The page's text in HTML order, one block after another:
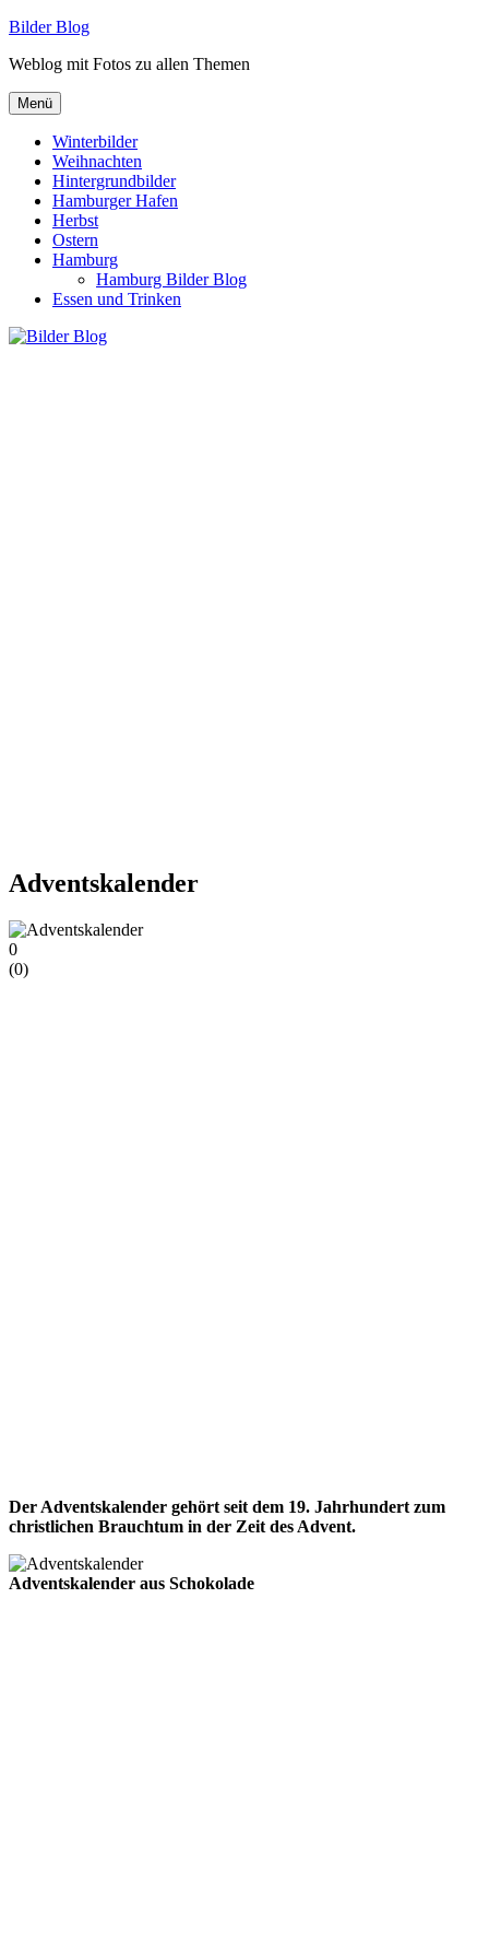
Zum
springen
Bilder Blog
Weblog mit Fotos zu allen Themen
Menü
Winterbilder
Weihnachten
Hintergrundbilder
Hamburger Hafen
Herbst
Ostern
Hamburg
Hamburg Bilder Blog
Essen und Trinken
Adventskalender
0
(0)
Der Adventskalender gehört seit dem 19. Jahrhundert zum
christlichen Brauchtum in der Zeit des Advent.
Adventskalender aus Schokolade